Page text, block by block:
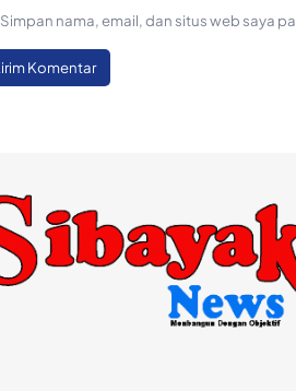
Simpan nama, email, dan situs web saya